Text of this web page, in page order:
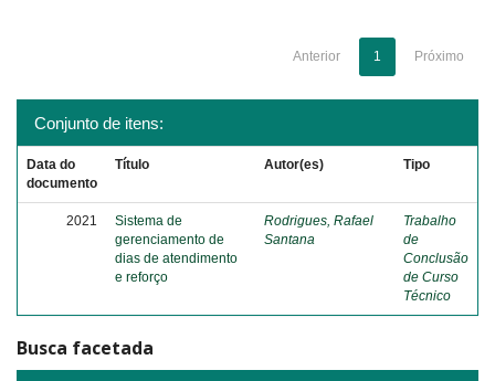
Anterior 1 Próximo
Conjunto de itens:
Data do
documento
Título Autor(es) Tipo
2021
Sistema de
gerenciamento de
dias de atendimento
e reforço
Rodrigues, Rafael
Santana
Trabalho
de
Conclusão
de Curso
Técnico
Busca facetada